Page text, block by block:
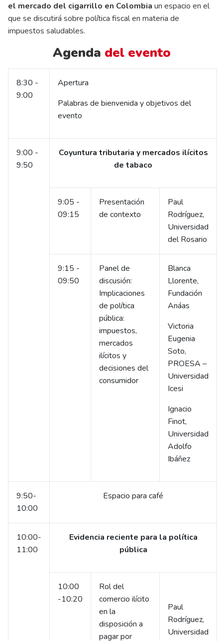
el mercado del cigarrillo en Colombia un espacio en el
que se discutirá sobre política fiscal en materia de
impuestos saludables.
Agenda del evento
8:30 -
9:00
Apertura
Palabras de bienvenida y objetivos del
evento
9:00 -
9:50
Coyuntura tributaria y mercados ilícitos
de tabaco
9:05 -
09:15
Presentación
de contexto
Paul
Rodríguez,
Universidad
del Rosario
9:15 -
09:50
Panel de
discusión:
Implicaciones
de política
pública:
impuestos,
mercados
ilícitos y
decisiones del
consumidor
Blanca
Llorente,
Fundación
Anáas
Victoria
Eugenia
Soto,
PROESA –
Universidad
Icesi
Ignacio
Finot,
Universidad
Adolfo
Ibáñez
9:50-
10:00
Espacio para café
10:00-
11:00
Evidencia reciente para la política
pública
10:00
-10:20
Rol del
comercio ilícito
en la
disposición a
pagar por
Paul
Rodríguez,
Universidad